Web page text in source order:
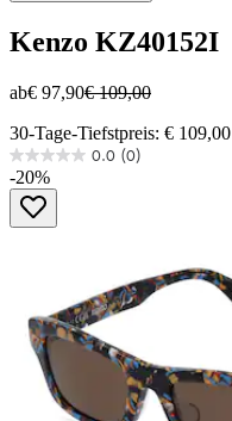
Kenzo KZ40152I
ab€ 97,90€ 109,00
30-Tage-Tiefstpreis: € 109,00
0.0 (0)
0.0
von
Sternen.
-20%